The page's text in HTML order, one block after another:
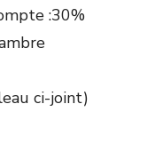
:30%
ci-joint)